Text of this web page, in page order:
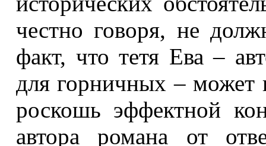
честно говоря, не
факт, что тетя Ева –
для горничных – может
роскошь эффектной
автора романа от